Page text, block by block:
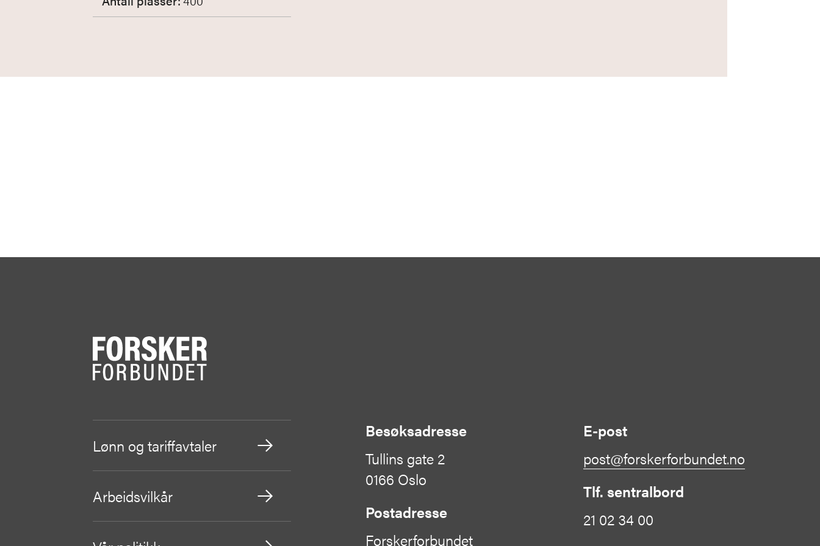
Lønn og tariffavtaler
Arbeidsvilkår
Besøksadresse
Tullins gate 2
0166 Oslo
Postadresse
Forskerforbundet
E-post
post@forskerforbundet.no
Tlf. sentralbord
21 02 34 00